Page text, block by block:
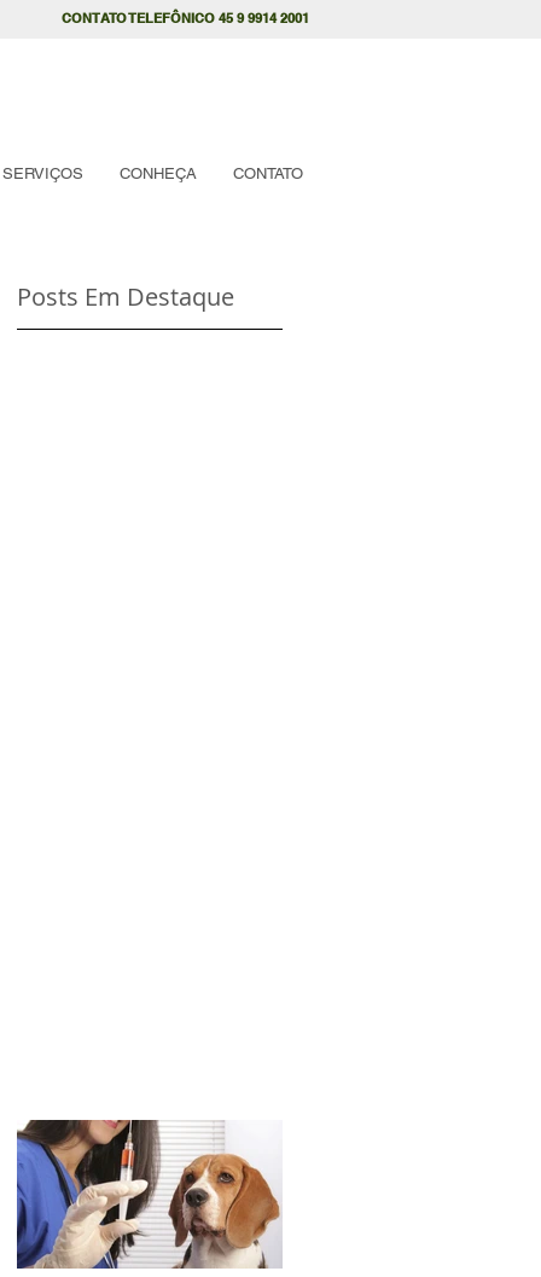
CONTATO TELEFÔNICO 45 9 9914 2001
SERVIÇOS CONHEÇA CONTATO
Posts Em Destaque